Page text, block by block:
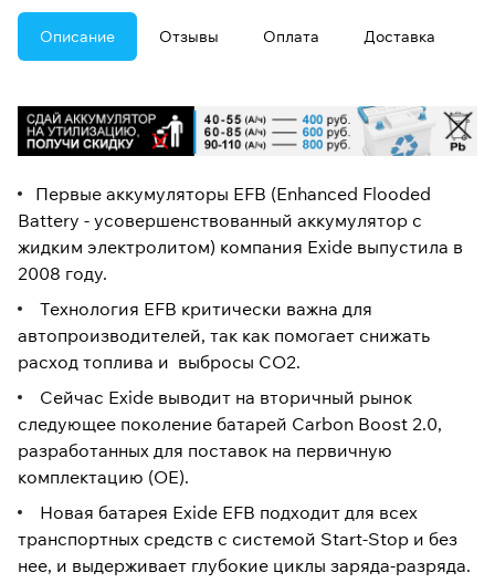
Описание Отзывы Оплата Доставка
Первые аккумуляторы EFB (Enhanced Flooded
Battery - усовершенствованный аккумулятор с
жидким электролитом) компания Exide выпустила в
2008 году.
Технология EFB критически важна для
автопроизводителей, так как помогает снижать
расход топлива и выбросы CO2.
Сейчас Exide выводит на вторичный рынок
следующее поколение батарей Carbon Boost 2.0,
разработанных для поставок на первичную
комплектацию (OE).
Новая батарея Exide EFB подходит для всех
транспортных средств с системой Start-Stop и без
нее, и выдерживает глубокие циклы заряда-разряда.